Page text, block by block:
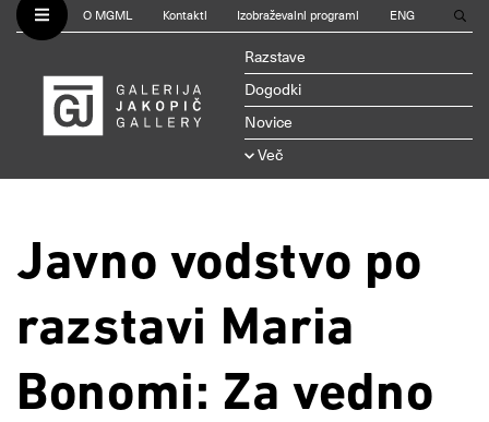
O MGML Kontakti Izobraževalni programi ENG
Razstave
Dogodki
Novice
Več
Javno vodstvo po
razstavi Maria
Bonomi: Za vedno